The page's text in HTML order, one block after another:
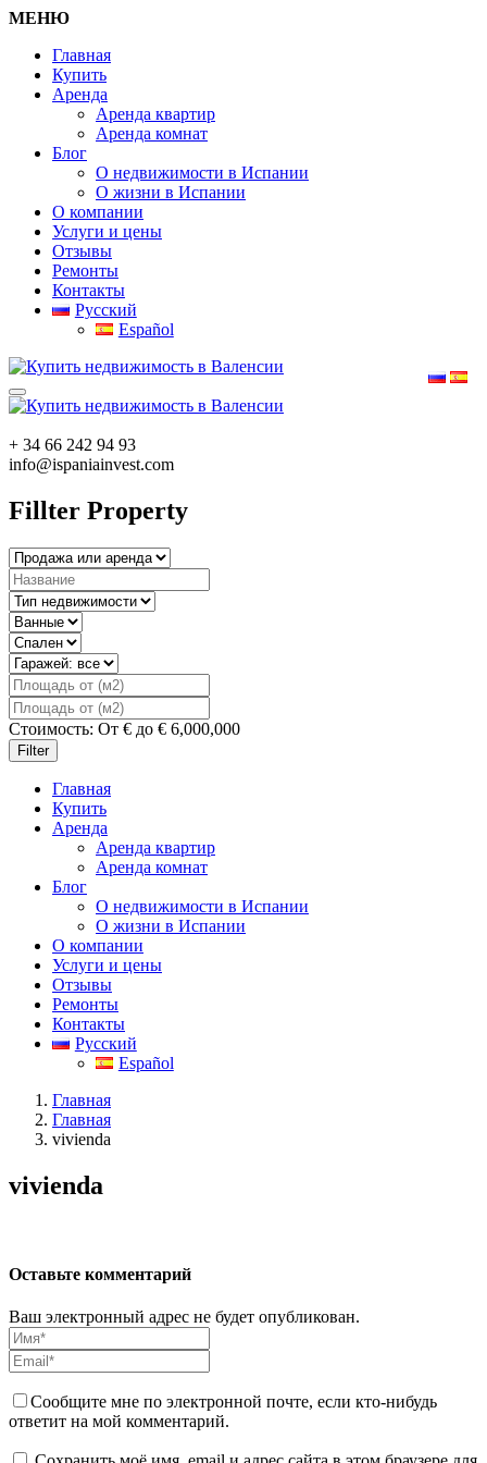
МЕНЮ
Главная
Купить
Аренда
Аренда квартир
Аренда комнат
Блог
О недвижимости в Испании
О жизни в Испании
О компании
Услуги и цены
Отзывы
Ремонты
Контакты
Русский
Español
+ 34 66 242 94 93
info@ispaniainvest.com
Fillter Property
Стоимость: От € до € 6,000,000
Filter
Главная
Купить
Аренда
Аренда квартир
Аренда комнат
Блог
О недвижимости в Испании
О жизни в Испании
О компании
Услуги и цены
Отзывы
Ремонты
Контакты
Русский
Español
Главная
Главная
vivienda
vivienda
Оставьте комментарий
Ваш электронный адрес не будет опубликован.
Сообщите мне по электронной почте, если кто-нибудь
ответит на мой комментарий.